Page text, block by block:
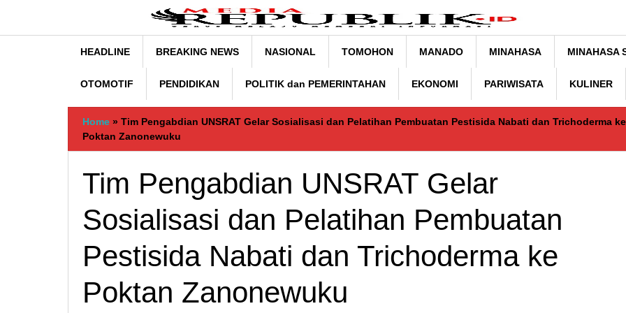
konten
HEADLINE
BREAKING NEWS NASIONAL TOMOHON MANADO MINAHASA MINAHASA
OTOMOTIF PENDIDIKAN POLITIK dan PEMERINTAHAN EKONOMI PARIWISATA KULINER
Home » Tim Pengabdian UNSRAT Gelar Sosialisasi dan Pelatihan Pembuatan Pestisida Nabati dan Trichoderma ke
Poktan Zanonewuku
Tim Pengabdian UNSRAT Gelar
Sosialisasi dan Pelatihan Pembuatan
Pestisida Nabati dan Trichoderma ke
Poktan Zanonewuku